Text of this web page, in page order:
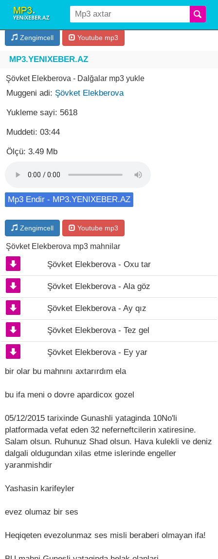
Zengimcell Youtube mp3
MP3.YENIXEBER.AZ
Şövket Elekberova - Dalğalar mp3 yukle
Muggeni adi: Şövket Elekberova
Yukleme sayi: 5618
Muddeti: 03:44
Ölçü: 3.49 Mb
Mp3 Endir - MP3.YENIXEBER.AZ
Zengimcell Youtube mp3
Şövket Elekberova mp3 mahnilar
Şövket Elekberova - Oxu tar
Şövket Elekberova - Ala göz
Şövket Elekberova - Ay qız
Şövket Elekberova - Tez gel
Şövket Elekberova - Ey yar
bir olar bu mahnını axtarırdım ela
bu ifa meni o dovre apardicox gozel
05/12/2015 tarixinde Gunashli yataginda 10No'li
platformada vefat eden 32 neferneftcilerin xatiresine.
Salam olsun. Ruhunuz Shad olsun. Hava kulekli ve deniz
dalgali oldugundan xilas etme islerinde engeller
yaranmishdir
Yashasin karifeyler
evez olumaz bir ses
Heqiqeten evezolunmaz ses misli beraberi olmayan ifa!